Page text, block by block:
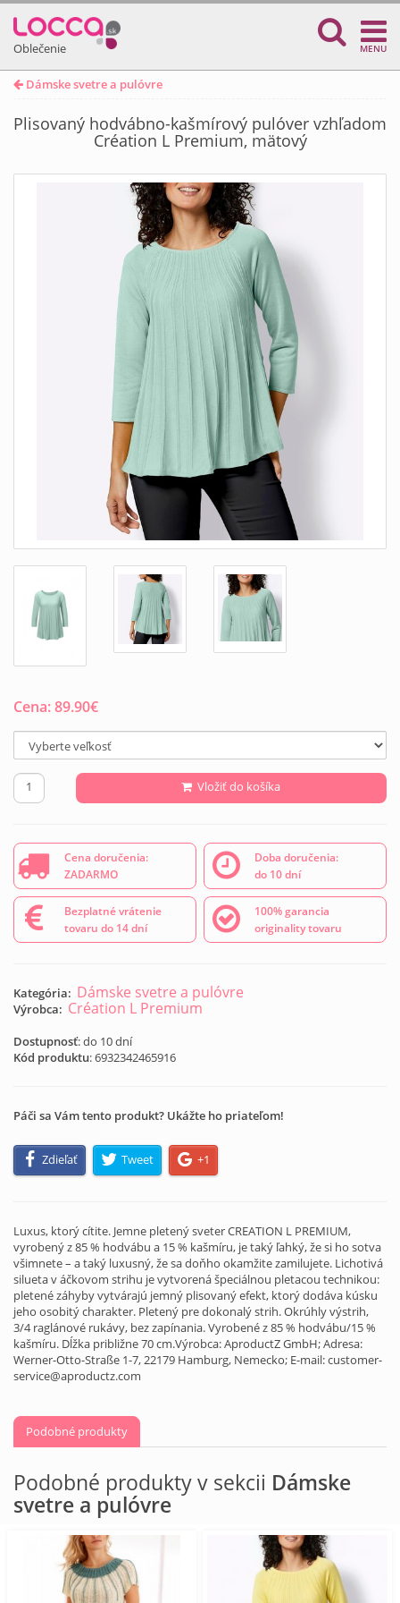
Oblečenie MENU
Dámske svetre a pulóvre
Plisovaný hodvábno-kašmírový pulóver vzhľadom
Création L Premium, mätový
Cena:89.90€
Vložiť do košíka
Cena doručenia:
ZADARMO
Doba doručenia:
do 10 dní
Bezplatné vrátenie
tovaru do 14 dní
100% garancia
originality tovaru
Kategória: Dámske svetre a pulóvre
Výrobca: Création L Premium
Dostupnosť: do 10 dní
Kód produktu:6932342465916
Páči sa Vám tento produkt? Ukážte ho priateľom!
Zdieľať Tweet +1
Luxus, ktorý cítite. Jemne pletený sveter CREATION L PREMIUM,
vyrobený z 85 % hodvábu a 15 % kašmíru, je taký ľahký, že si ho sotva
všimnete – a taký luxusný, že sa doňho okamžite zamilujete. Lichotivá
silueta v áčkovom strihu je vytvorená špeciálnou pletacou technikou:
pletené záhyby vytvárajú jemný plisovaný efekt, ktorý dodáva kúsku
jeho osobitý charakter. Pletený pre dokonalý strih. Okrúhly výstrih,
3/4 raglánové rukávy, bez zapínania. Vyrobené z 85 % hodvábu/15 %
kašmíru. Dĺžka približne 70 cm.Výrobca: AproductZ GmbH; Adresa:
Werner-Otto-Straße 1-7, 22179 Hamburg, Nemecko; E-mail: customer-
service@aproductz.com
Podobné produkty
Podobné produkty v sekcii Dámske
svetre a pulóvre